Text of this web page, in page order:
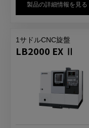
製品の詳細情報を見る
1サドルCNC旋盤
LB2000 EX Ⅱ